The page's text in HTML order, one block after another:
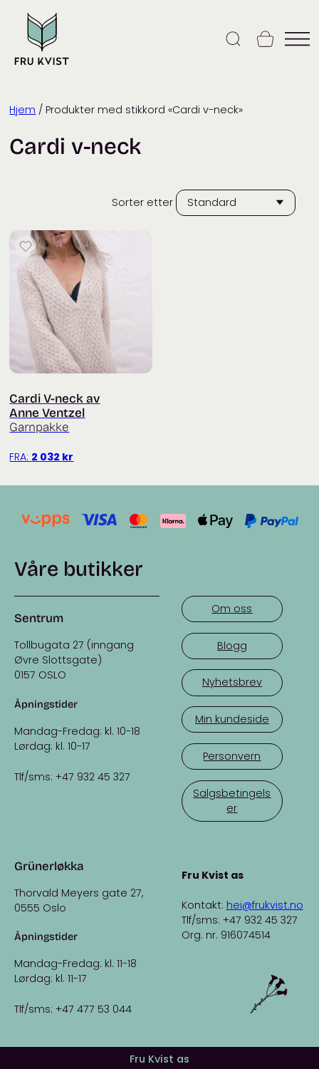
content
Hjem / Produkter med stikkord «Cardi v-neck»
Cardi v-neck
Sorter etter
Cardi V-neck av
Anne Ventzel
Garnpakke
FRA: 2 032 kr
Våre butikker
Sentrum
Tollbugata 27 (inngang
Øvre Slottsgate)
0157 OSLO
Åpningstider
Mandag-Fredag: kl. 10-18
Lørdag: kl. 10-17
Tlf/sms: +47 932 45 327
Grünerløkka
Thorvald Meyers gate 27,
0555 Oslo
Åpningstider
Mandag-Fredag: kl. 11-18
Lørdag: kl. 11-17
Tlf/sms: +47 477 53 044
Om oss
Blogg
Nyhetsbrev
Min kundeside
Personvern
Salgsbetingels
er
Fru Kvist as
Kontakt: hei@frukvist.no
Tlf/sms: +47 932 45 327
Org. nr. 916074514
Fru Kvist as